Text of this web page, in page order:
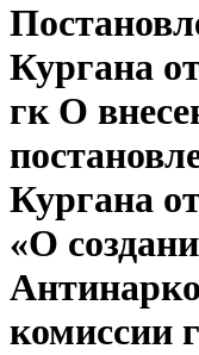
Кургана
гк О
Кургана
«О
комиссии